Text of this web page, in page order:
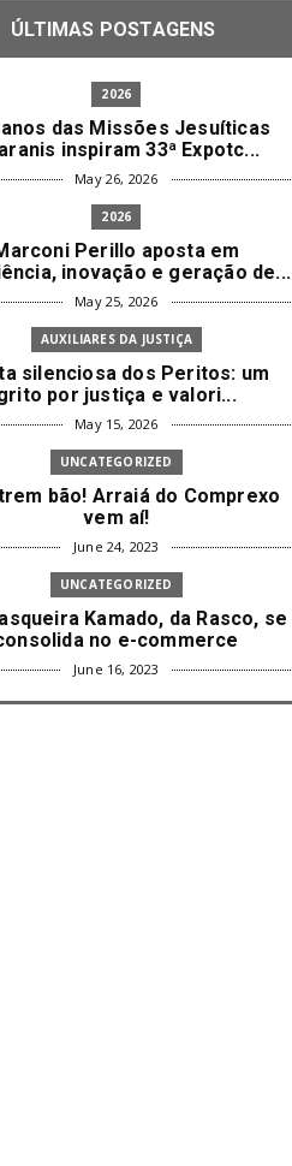
ÚLTIMAS POSTAGENS
2026
das Missões Jesuíticas
inspiram 33ª Expotc...
May 26, 2026
2026
Perillo aposta em
inovação e geração de...
May 25, 2026
AUXILIARES DA JUSTIÇA
silenciosa dos Peritos: um
por justiça e valori...
May 15, 2026
UNCATEGORIZED
bão! Arraiá do Comprexo
vem aí!
June 24, 2023
UNCATEGORIZED
Kamado, da Rasco, se
no e-commerce
June 16, 2023
UNCATEGORIZED